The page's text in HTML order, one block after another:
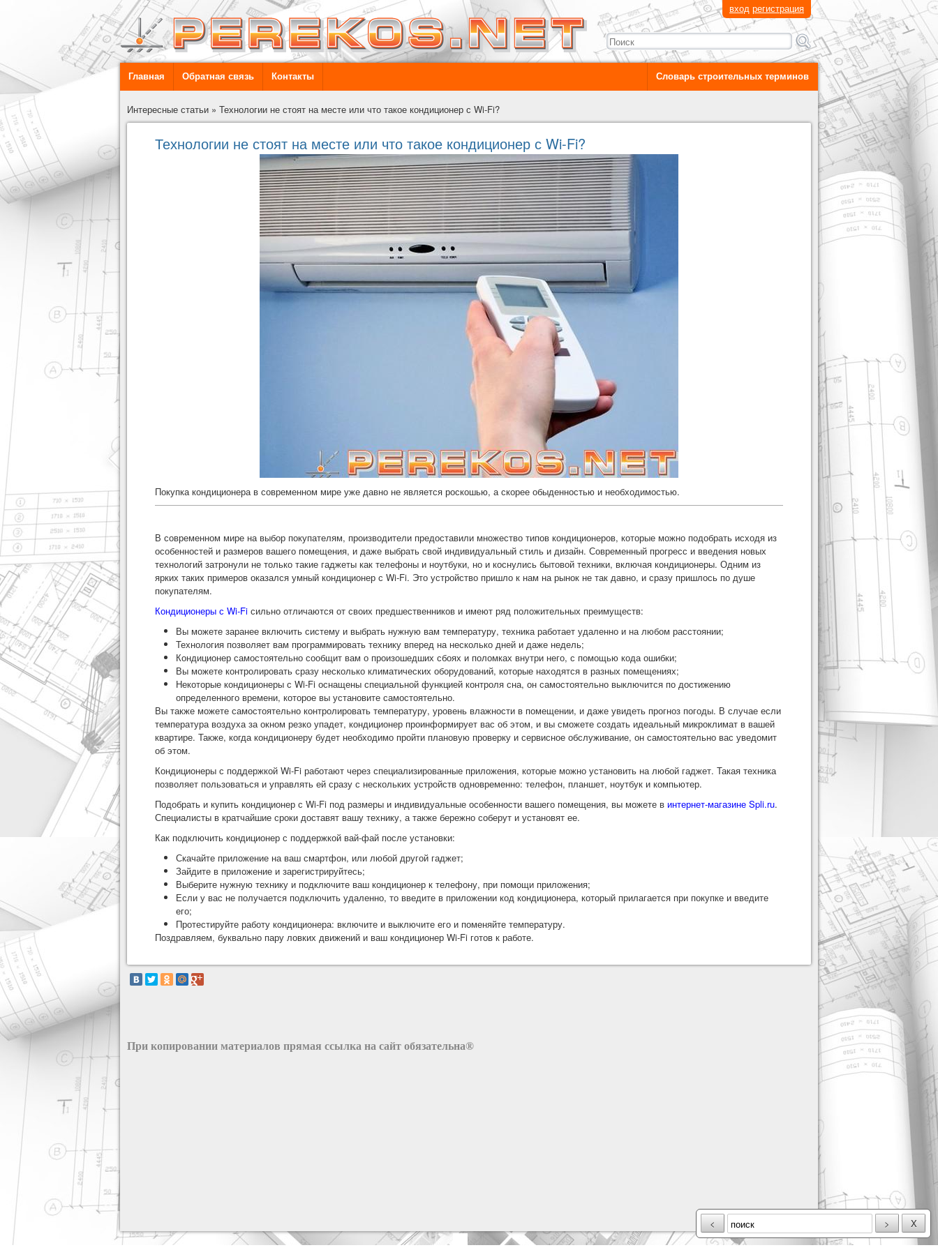
вход регистрация
Главная Обратная связь Контакты Словарь строительных терминов
Интересные статьи » Технологии не стоят на месте или что такое кондиционер с Wi-Fi?
Технологии не стоят на месте или что такое кондиционер с Wi-Fi?
Покупка кондиционера в современном мире уже давно не является роскошью, а скорее обыденностью и необходимостью.
В современном мире на выбор покупателям, производители предоставили множество типов кондиционеров, которые можно подобрать исходя из
особенностей и размеров вашего помещения, и даже выбрать свой индивидуальный стиль и дизайн. Современный прогресс и введения новых
технологий затронули не только такие гаджеты как телефоны и ноутбуки, но и коснулись бытовой техники, включая кондиционеры. Одним из
ярких таких примеров оказался умный кондиционер с Wi-Fi. Это устройство пришло к нам на рынок не так давно, и сразу пришлось по душе
покупателям.
Кондиционеры с Wi-Fi сильно отличаются от своих предшественников и имеют ряд положительных преимуществ:
Вы можете заранее включить систему и выбрать нужную вам температуру, техника работает удаленно и на любом расстоянии;
Технология позволяет вам программировать технику вперед на несколько дней и даже недель;
Кондиционер самостоятельно сообщит вам о произошедших сбоях и поломках внутри него, с помощью кода ошибки;
Вы можете контролировать сразу несколько климатических оборудований, которые находятся в разных помещениях;
Некоторые кондиционеры с Wi-Fi оснащены специальной функцией контроля сна, он самостоятельно выключится по достижению
определенного времени, которое вы установите самостоятельно.
Вы также можете самостоятельно контролировать температуру, уровень влажности в помещении, и даже увидеть прогноз погоды. В случае если
температура воздуха за окном резко упадет, кондиционер проинформирует вас об этом, и вы сможете создать идеальный микроклимат в вашей
квартире. Также, когда кондиционеру будет необходимо пройти плановую проверку и сервисное обслуживание, он самостоятельно вас уведомит
об этом.
Кондиционеры с поддержкой Wi-Fi работают через специализированные приложения, которые можно установить на любой гаджет. Такая техника
позволяет пользоваться и управлять ей сразу с нескольких устройств одновременно: телефон, планшет, ноутбук и компьютер.
Подобрать и купить кондиционер с Wi-Fi под размеры и индивидуальные особенности вашего помещения, вы можете в интернет-магазине Spli.ru.
Специалисты в кратчайшие сроки доставят вашу технику, а также бережно соберут и установят ее.
Как подключить кондиционер с поддержкой вай-фай после установки:
Скачайте приложение на ваш смартфон, или любой другой гаджет;
Зайдите в приложение и зарегистрируйтесь;
Выберите нужную технику и подключите ваш кондиционер к телефону, при помощи приложения;
Если у вас не получается подключить удаленно, то введите в приложении код кондиционера, который прилагается при покупке и введите
его;
Протестируйте работу кондиционера: включите и выключите его и поменяйте температуру.
Поздравляем, буквально пару ловких движений и ваш кондиционер Wi-Fi готов к работе.
При копировании материалов прямая ссылка на сайт обязательна®